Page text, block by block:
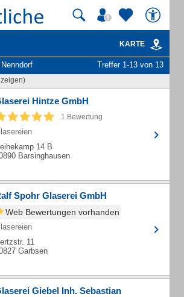
KARTE
Treffer 1-13 von 13
Hintze GmbH
1 Bewertung
14 B
Barsinghausen
Spohr Glaserei GmbH
Web Bewertungen vorhanden
11
Garbsen
Giebel Inh. Sebastian